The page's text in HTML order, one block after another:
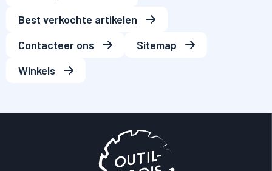
Best verkochte artikelen
Contacteer ons
Sitemap
Winkels